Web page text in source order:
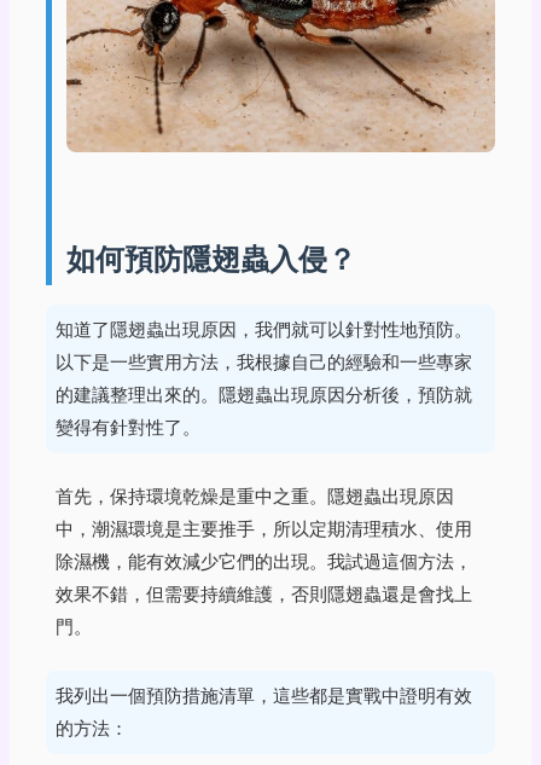
如何預防隱翅蟲入侵？
知道了隱翅蟲出現原因，我們就可以針對性地預防。
以下是一些實用方法，我根據自己的經驗和一些專家
的建議整理出來的。隱翅蟲出現原因分析後，預防就
變得有針對性了。
首先，保持環境乾燥是重中之重。隱翅蟲出現原因
中，潮濕環境是主要推手，所以定期清理積水、使用
除濕機，能有效減少它們的出現。我試過這個方法，
效果不錯，但需要持續維護，否則隱翅蟲還是會找上
門。
我列出一個預防措施清單，這些都是實戰中證明有效
的方法：